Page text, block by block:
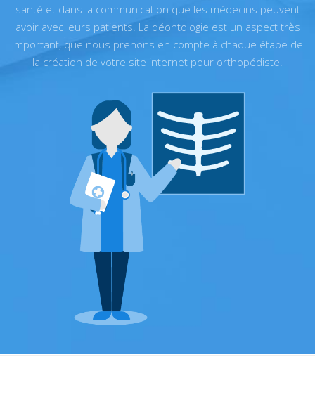
santé et dans la communication que les médecins peuvent
avoir avec leurs patients. La déontologie est un aspect très
important, que nous prenons en compte à chaque étape de
la création de votre site internet pour orthopédiste.